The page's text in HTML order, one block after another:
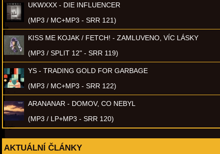
UKWXXX - DIE INFLUENCER
(MP3 / MC+MP3 - SRR 121)
KISS ME KOJAK / FETCH! - ZAMLUVENO, VÍC LÁSKY
(MP3 / SPLIT 12" - SRR 119)
YS - TRADING GOLD FOR GARBAGE
(MP3 / MC+MP3 - SRR 122)
ARANANAR - DOMOV, CO NEBYL
(MP3 / LP+MP3 - SRR 120)
AKTUÁLNÍ ČLÁNKY